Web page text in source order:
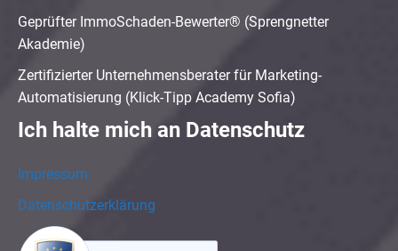
Geprüfter ImmoSchaden-Bewerter® (Sprengnetter
Akademie)
Zertifizierter Unternehmensberater für Marketing-
Automatisierung (Klick-Tipp Academy Sofia)
Ich halte mich an Datenschutz
Impressum
Datenschutzerklärung